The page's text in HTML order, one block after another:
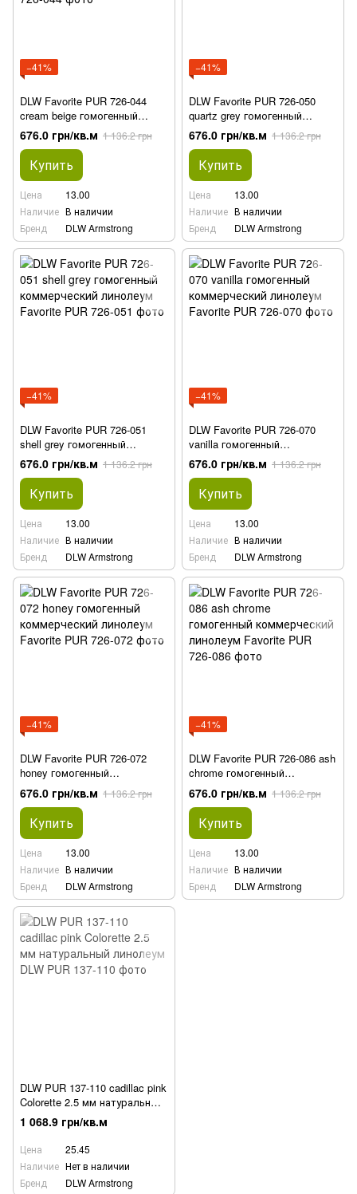
−41%
DLW Favorite PUR 726-044
cream beige гомогенный
коммерческий линолеум
676.0 грн/кв.м 1 136.2 грн
Купить
Цена
13.00
Наличие В наличии
Бренд
DLW Armstrong
−41%
DLW Favorite PUR 726-050
quartz grey гомогенный
коммерческий линолеум
676.0 грн/кв.м 1 136.2 грн
Купить
Цена
13.00
Наличие В наличии
Бренд
DLW Armstrong
−41%
DLW Favorite PUR 726-051
shell grey гомогенный
коммерческий линолеум
676.0 грн/кв.м 1 136.2 грн
Купить
Цена
13.00
Наличие В наличии
Бренд
DLW Armstrong
−41%
DLW Favorite PUR 726-070
vanilla гомогенный
коммерческий линолеум
676.0 грн/кв.м 1 136.2 грн
Купить
Цена
13.00
Наличие В наличии
Бренд
DLW Armstrong
−41%
DLW Favorite PUR 726-072
honey гомогенный
коммерческий линолеум
676.0 грн/кв.м 1 136.2 грн
Купить
Цена
13.00
Наличие В наличии
Бренд
DLW Armstrong
−41%
DLW Favorite PUR 726-086 ash
chrome гомогенный
коммерческий линолеум
676.0 грн/кв.м 1 136.2 грн
Купить
Цена
13.00
Наличие В наличии
Бренд
DLW Armstrong
DLW PUR 137-110 cadillac pink
Colorette 2.5 мм натуральный
линолеум
1 068.9 грн/кв.м
Цена
25.45
Наличие Нет в наличии
Бренд
DLW Armstrong